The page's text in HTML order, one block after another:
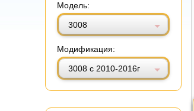
Модель:
3008
Модификация:
3008 с 2010-2016г